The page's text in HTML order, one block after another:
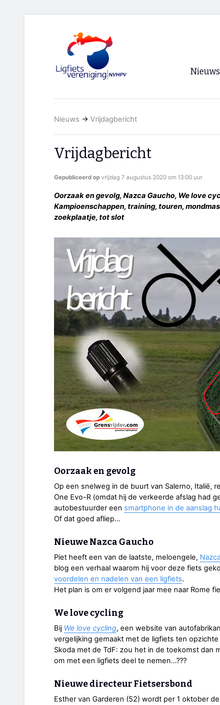
Nieuws
Nieuws → Vrijdagbericht
Vrijdagbericht
Gepubliceerd op vrijdag 7 augustus 2020 om 13:00 uur
Oorzaak en gevolg, Nazca Gaucho, We love
Kampioenschappen, training, touren,
zoekplaatje, tot slot
Oorzaak en gevolg
Op een snelweg in de buurt van Salerno, Italië,
One Evo-R (omdat hij de verkeerde afslag had
autobestuurder een smartphone in de aanslag
Of dat goed afliep…
Nieuwe Nazca Gaucho
Piet heeft een van de laatste, meloengele,
blog een verhaal waarom hij voor deze fiets
voordelen en nadelen van een ligfiets.
Het plan is om er volgend jaar mee naar Rome
We love cycling
Bij We love cycling, een website van
vergelijking gemaakt met de ligfiets ten
Skoda met de TdF: zou het in de toekomst dan
om met een ligfiets deel te nemen...???
Nieuwe directeur Fietsersbond
Esther van Garderen (52) wordt per 1 oktober